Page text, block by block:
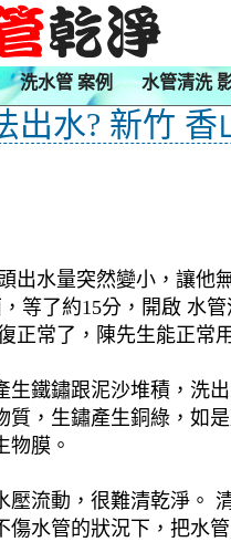
洗水管 案例 水管清洗
出水? 新竹
出水量突然變小，讓
等了約15分，開啟 水
正常了，陳先生能正常
生鐵鏽跟泥沙堆積，洗
質，生鏽產生銅綠，如
物膜。
壓流動，很難清乾淨。
水管的狀況下，把水管